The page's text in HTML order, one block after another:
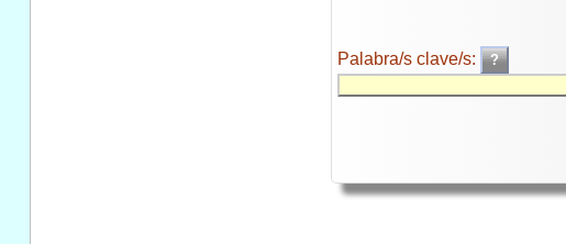
Palabra/s clave/s: